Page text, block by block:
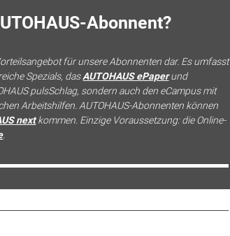
Abonnent?
für unsere Abonnenten dar. Es umfasst
Spezials, dasAUTOHAUS ePaperund
pulsSchlag, sondern auch den eCampus mit
Arbeitshilfen. AUTOHAUS-Abonnenten können
nextkommen. Einzige Voraussetzung: die Online-
.